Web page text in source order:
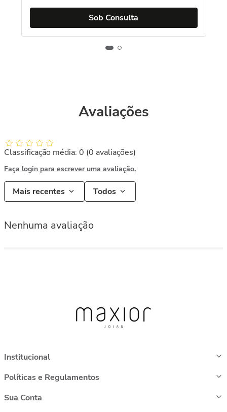
Sob Consulta
Avaliações
Classificação média: 0 (0 avaliações)
Faça login para escrever uma avaliação.
Mais recentes Todos
Nenhuma avaliação
Institucional
Políticas e Regulamentos
Sua Conta